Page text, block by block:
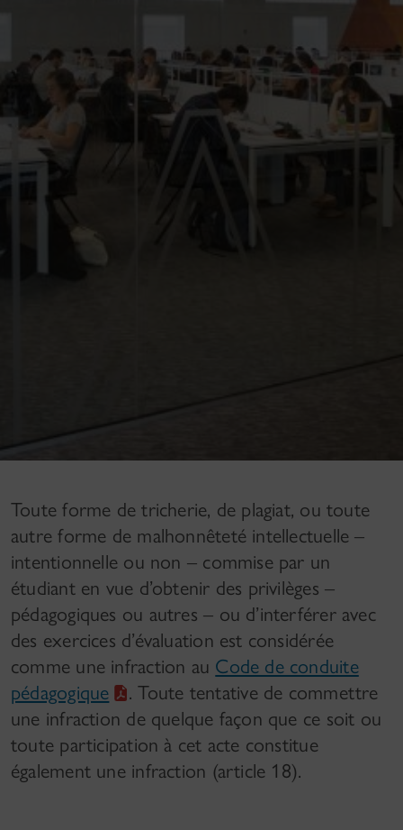
Toute forme de tricherie, de plagiat, ou toute
autre forme de malhonnêteté intellectuelle –
intentionnelle ou non – commise par un
étudiant en vue d’obtenir des privilèges –
pédagogiques ou autres – ou d’interférer avec
des exercices d’évaluation est considérée
comme une infraction au Code de conduite
pédagogique
. Toute tentative de commettre
une infraction de quelque façon que ce soit ou
toute participation à cet acte constitue
également une infraction (article 18).